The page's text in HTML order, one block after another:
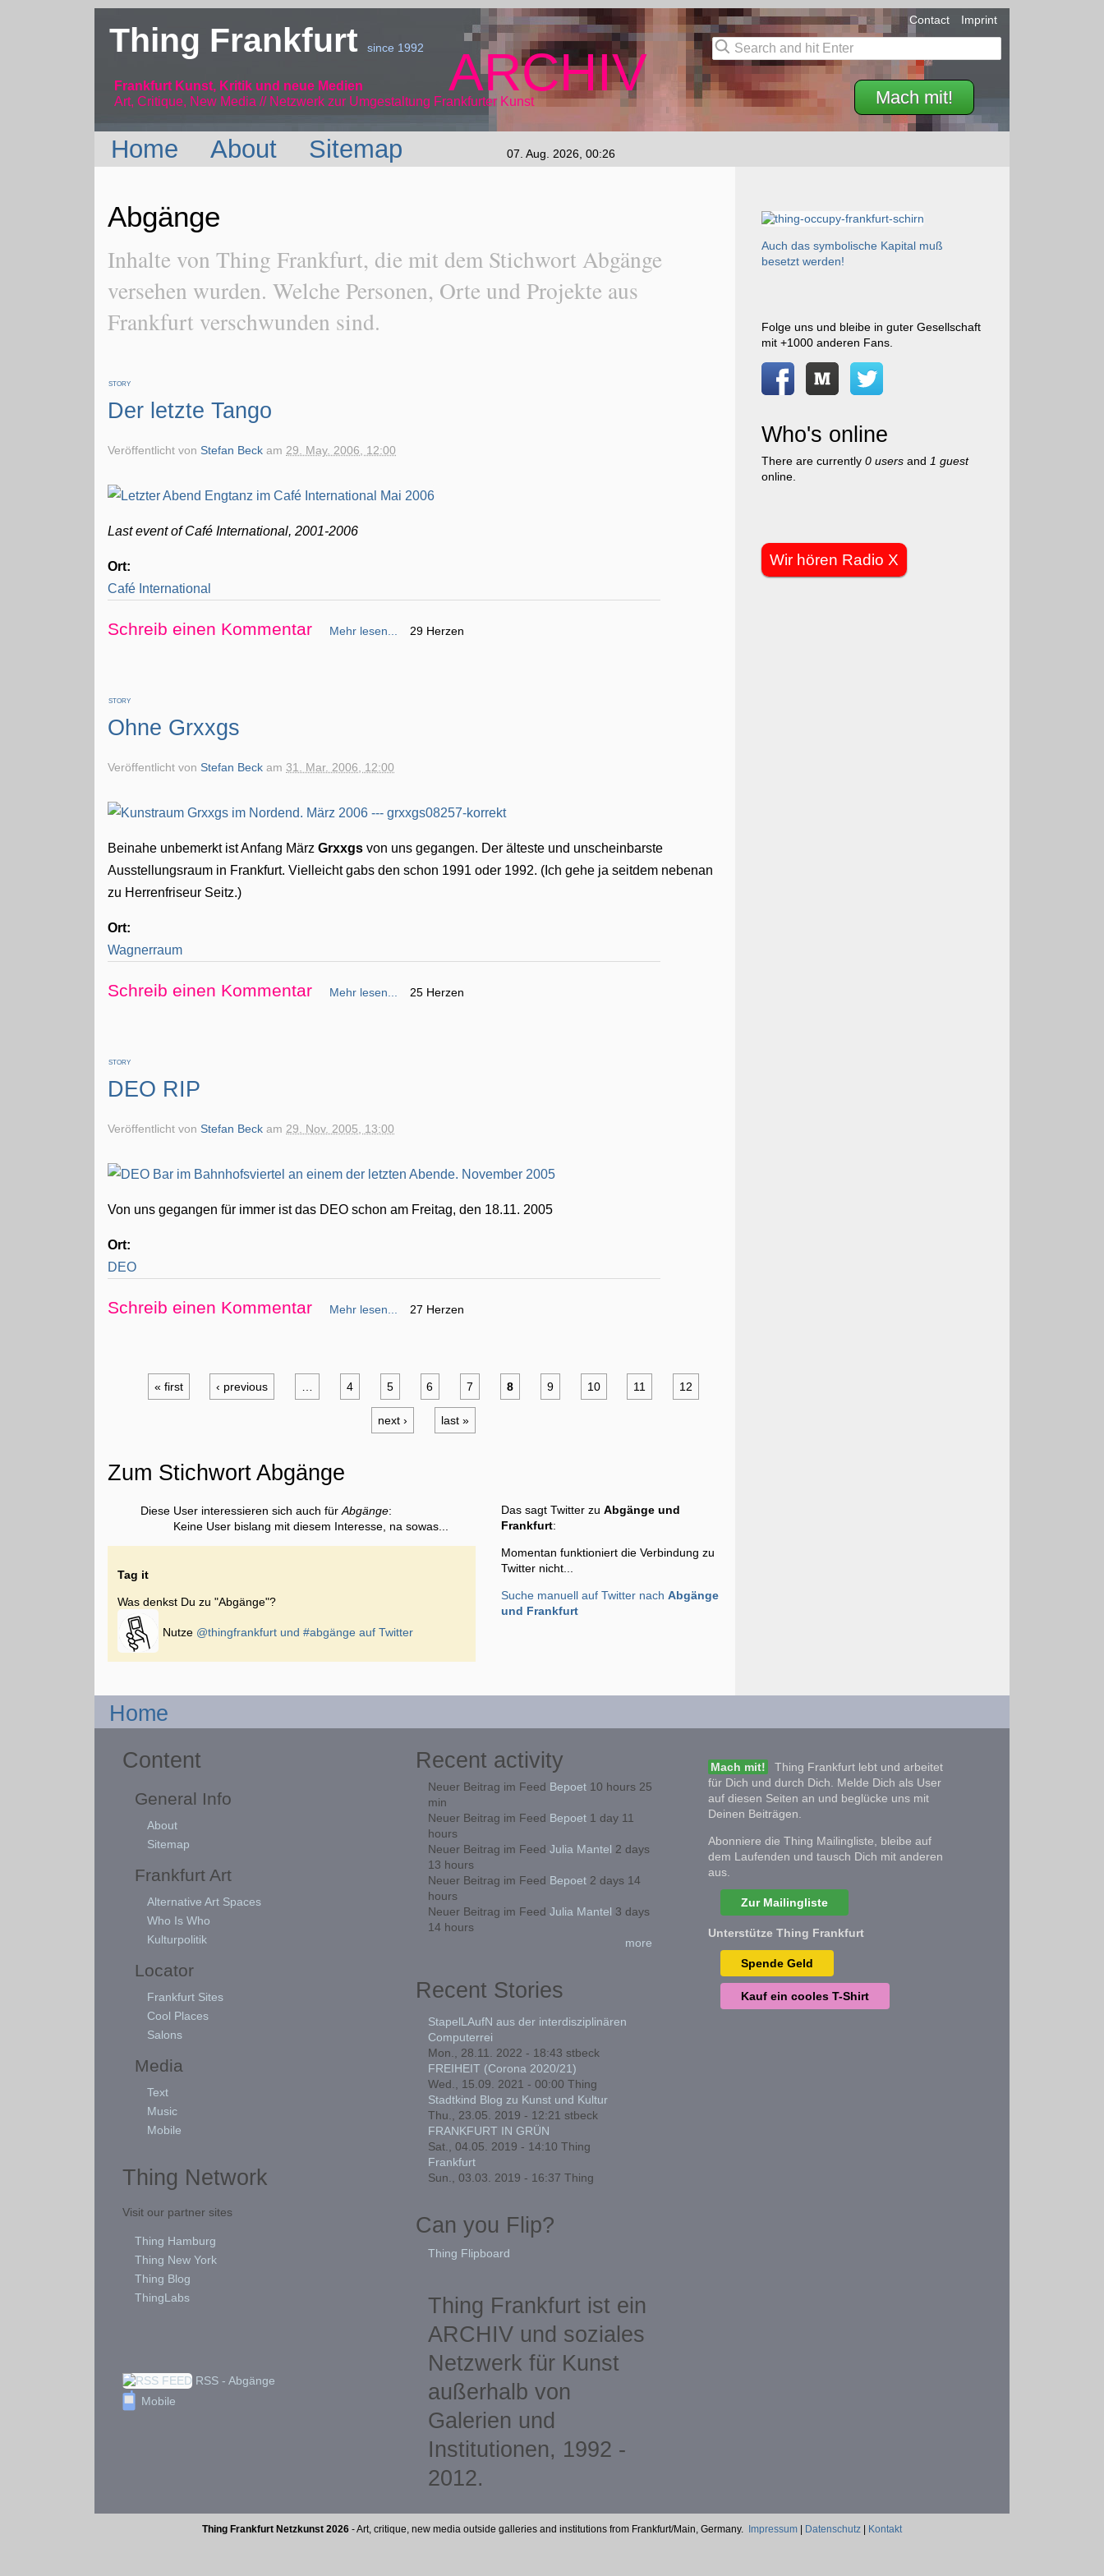
Thing Frankfurtsince 1992
Frankfurt Kunst, Kritik und neue Medien
Art, Critique, New Media // Netzwerk
ARCHIV
zur Umgestaltung Frankfurter Kunst Mach mit!
Contact Imprint
Home About Sitemap 07. Aug. 2026, 00:26
Abgänge
Inhalte von Thing Frankfurt, die mit dem Stichwort Abgänge
versehen wurden. Welche Personen, Orte und Projekte aus
Frankfurt verschwunden sind.
STORY
Der letzte Tango
Veröffentlicht vonStefan Beck am29. May. 2006, 12:00
Last event of Café International, 2001-2006
Ort:
Café International
Schreib einen Kommentar Mehr lesen... 29 Herzen
STORY
Ohne Grxxgs
Veröffentlicht vonStefan Beck am 31. Mar. 2006, 12:00
Beinahe unbemerkt ist Anfang MärzGrxxgs von uns gegangen. Der älteste und unscheinbarste
Ausstellungsraum in Frankfurt. Vielleicht gabs den schon 1991 oder 1992. (Ich gehe ja seitdem nebenan
zu Herrenfriseur Seitz.)
Ort:
Wagnerraum
Schreib einen Kommentar Mehr lesen... 25 Herzen
STORY
DEO RIP
Veröffentlicht vonStefan Beck am29. Nov. 2005, 13:00
Von uns gegangen für immer ist das DEO schon am Freitag, den 18.11. 2005
Ort:
DEO
Schreib einen Kommentar Mehr lesen... 27 Herzen
« first ‹ previous 4 5 6 7 8 9 10 11 12
next › last »
Zum Stichwort Abgänge
Diese User interessieren sich auch fürAbgänge:
Keine User bislang mit diesem Interesse, na sowas...
Tag it
Was denkst Du zu "Abgänge"?
Nutze @thingfrankfurt und#abgänge auf Twitter
Das sagt Twitter zu Abgänge und
Frankfurt:
Momentan funktioniert die Verbindung zu
Twitter nicht...
Suche manuell auf Twitter nach Abgänge
und Frankfurt
Auch das symbolische Kapital muß
besetzt werden!
Folge uns und bleibe in guter Gesellschaft
mit +1000 anderen Fans.
Who's online
There are currently 0 usersand 1 guest
online.
Wir hören Radio X
Home
Content
General Info
About
Sitemap
Frankfurt Art
Alternative Art Spaces
Who Is Who
Kulturpolitik
Locator
Frankfurt Sites
Cool Places
Salons
Media
Text
Music
Mobile
Thing Network
Visit our partner sites
Thing Hamburg
Thing New York
Thing Blog
ThingLabs
RSS - Abgänge
Mobile
Recent activity
Neuer Beitrag im Feed Bepoet10 hours 25
min
Neuer Beitrag im Feed Bepoet1 day 11
hours
Neuer Beitrag im Feed Julia Mantel 2 days
13 hours
Neuer Beitrag im Feed Bepoet2 days 14
hours
Neuer Beitrag im Feed Julia Mantel 3 days
14 hours
more
Recent Stories
StapelLAufN aus der interdisziplinären
Computerrei
Mon., 28.11. 2022 - 18:43 stbeck
FREIHEIT (Corona 2020/21)
Wed., 15.09. 2021 - 00:00 Thing
Stadtkind Blog zu Kunst und Kultur
Thu., 23.05. 2019 - 12:21 stbeck
FRANKFURT IN GRÜN
Sat., 04.05. 2019 - 14:10 Thing
Frankfurt
Sun., 03.03. 2019 - 16:37 Thing
Can you Flip?
Thing Flipboard
Thing Frankfurt ist ein
ARCHIV und soziales
Netzwerk für Kunst
außerhalb von
Galerien und
Institutionen, 1992 -
2012.
Mach mit!
Thing Frankfurt lebt und arbeitet
für Dich und durch Dich. Melde Dich als User
auf diesen Seiten an und beglücke uns mit
Deinen Beiträgen.
Abonniere die Thing Mailingliste, bleibe auf
dem Laufenden und tausch Dich mit anderen
aus.
Zur Mailingliste
Unterstütze Thing Frankfurt
Spende Geld
Kauf ein cooles T-Shirt
Thing Frankfurt Netzkunst 2026- Art, critique, new media outside galleries and institutions from Frankfurt/Main, Germany. Impressum| Datenschutz| Kontakt